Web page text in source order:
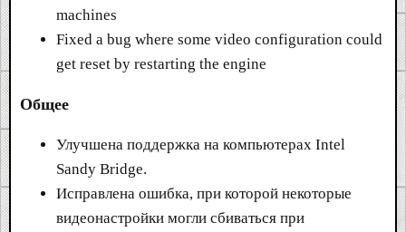
machines
Fixed a bug where some video configuration could
get reset by restarting the engine
Общее
Улучшена поддержка на компьютерах Intel
Sandy Bridge.
Исправлена ошибка, при которой некоторые
видеонастройки могли сбиваться при